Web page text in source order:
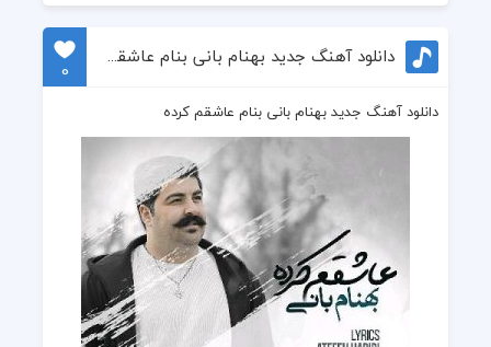
دانلود آهنگ جدید بهنام بانی بنام عاشقم کرده
0
دانلود آهنگ جدید بهنام بانی بنام عاشقم کرده